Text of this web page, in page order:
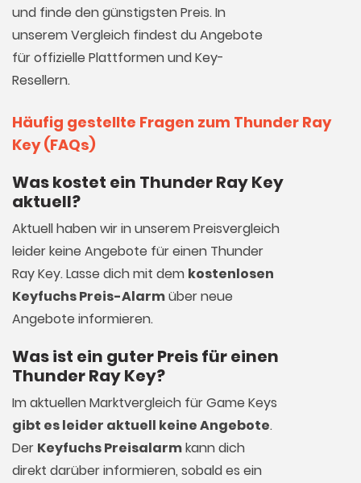
und finde den günstigsten Preis. In
unserem Vergleich findest du Angebote
für offizielle Plattformen und Key-
Resellern.
Häufig gestellte Fragen zum Thunder Ray
Key (FAQs)
Was kostet ein Thunder Ray Key
aktuell?
Aktuell haben wir in unserem Preisvergleich
leider keine Angebote für einen Thunder
Ray Key. Lasse dich mit dem kostenlosen
Keyfuchs Preis-Alarmüber neue
Angebote informieren.
Was ist ein guter Preis für einen
Thunder Ray Key?
Im aktuellen Marktvergleich fürGame Keys
gibt es leider aktuell keine Angebote.
Der Keyfuchs Preisalarmkann dich
direkt darüber informieren, sobald es ein